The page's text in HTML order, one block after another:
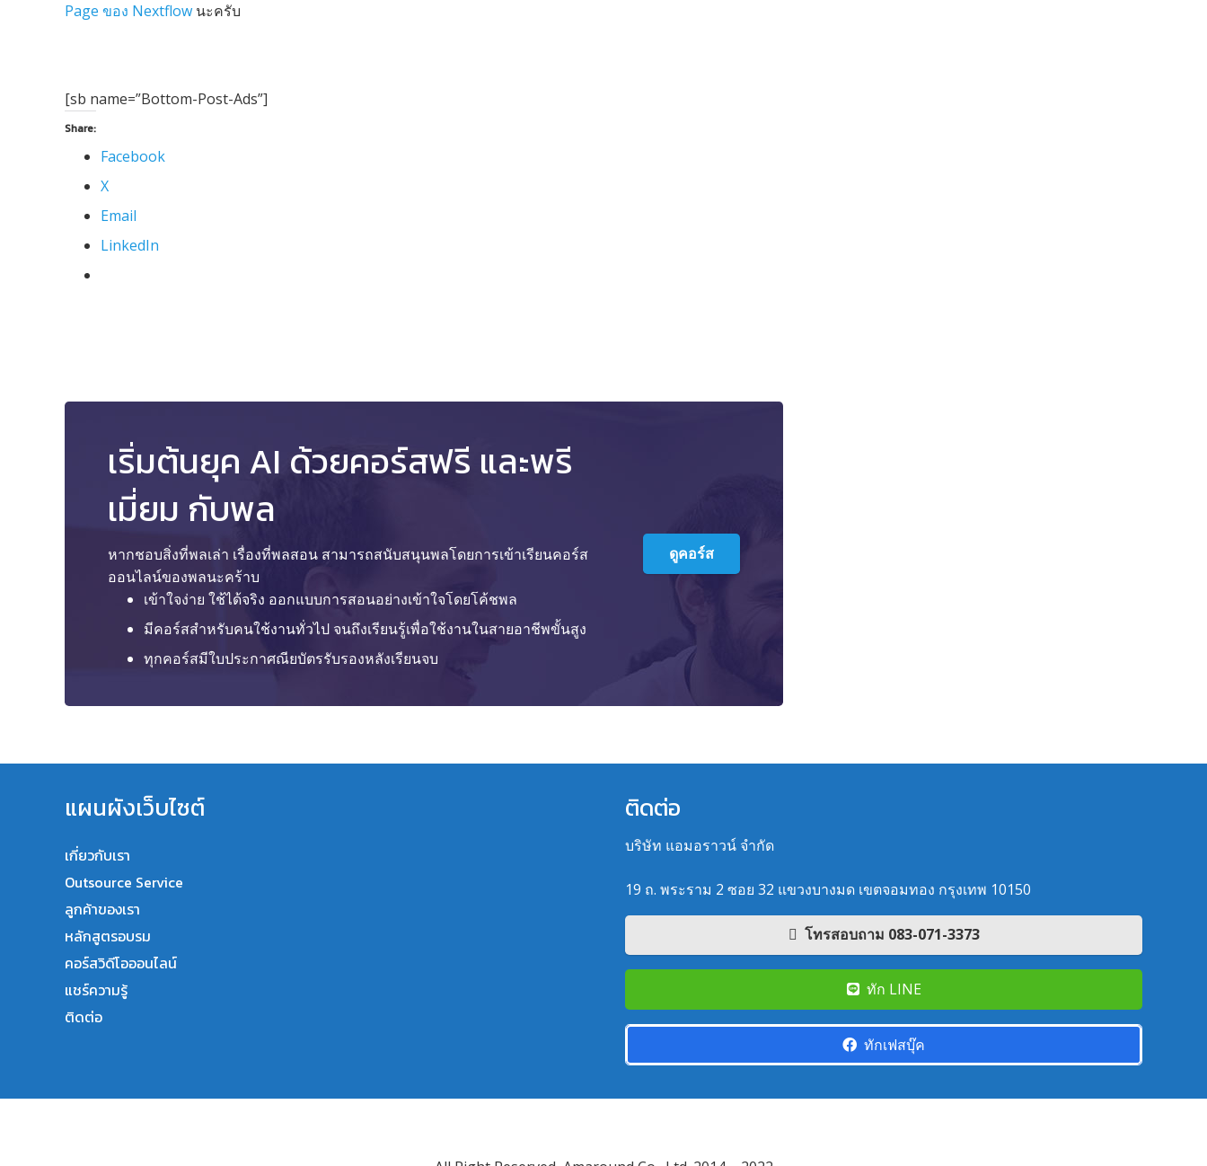
Page ของ Nextflow นะครับ
[sb name=”Bottom-Post-Ads”]
Share:
Facebook
X
Email
LinkedIn
เริ่มต้นยุค AI ด้วยคอร์สฟรี และพรี
เมี่ยม กับพล
หากชอบสิ่งที่พลเล่า เรื่องที่พลสอน สามารถสนับสนุนพลโดยการเข้าเรียนคอร์ส
ออนไลน์ของพลนะคร้าบ
เข้าใจง่าย ใช้ได้จริง ออกแบบการสอนอย่างเข้าใจโดยโค้ชพล
มีคอร์สสำหรับคนใช้งานทั่วไป จนถึงเรียนรู้เพื่อใช้งานในสายอาชีพขั้นสูง
ทุกคอร์สมีใบประกาศณียบัตรรับรองหลังเรียนจบ
ดูคอร์ส
แผนผังเว็บไซต์
เกี่ยวกับเรา
Outsource Service
ลูกค้าของเรา
หลักสูตรอบรม
คอร์สวิดีโอออนไลน์
แชร์ความรู้
ติดต่อ
ติดต่อ
บริษัท แอมอราวน์ จำกัด
19 ถ. พระราม 2 ซอย 32 แขวงบางมด เขตจอมทอง กรุงเทพ 10150
โทรสอบถาม 083-071-3373
ทัก LINE
ทักเฟสบุ๊ค